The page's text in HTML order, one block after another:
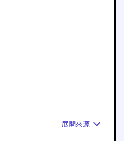
展開來源